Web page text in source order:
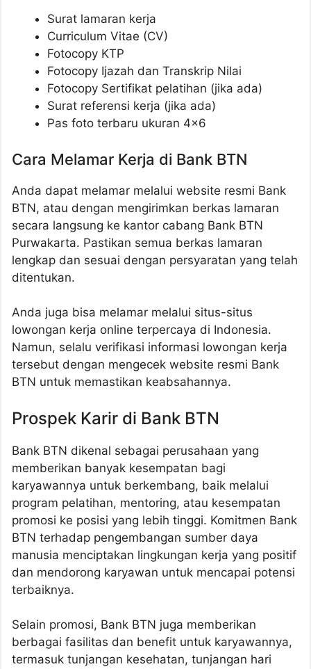
Surat lamaran kerja
Curriculum Vitae (CV)
Fotocopy KTP
Fotocopy Ijazah dan Transkrip Nilai
Fotocopy Sertifikat pelatihan (jika ada)
Surat referensi kerja (jika ada)
Pas foto terbaru ukuran 4×6
Cara Melamar Kerja di Bank BTN
Anda dapat melamar melalui website resmi Bank
BTN, atau dengan mengirimkan berkas lamaran
secara langsung ke kantor cabang Bank BTN
Purwakarta. Pastikan semua berkas lamaran
lengkap dan sesuai dengan persyaratan yang telah
ditentukan.
Anda juga bisa melamar melalui situs-situs
lowongan kerja online terpercaya di Indonesia.
Namun, selalu verifikasi informasi lowongan kerja
tersebut dengan mengecek website resmi Bank
BTN untuk memastikan keabsahannya.
Prospek Karir di Bank BTN
Bank BTN dikenal sebagai perusahaan yang
memberikan banyak kesempatan bagi
karyawannya untuk berkembang, baik melalui
program pelatihan, mentoring, atau kesempatan
promosi ke posisi yang lebih tinggi. Komitmen Bank
BTN terhadap pengembangan sumber daya
manusia menciptakan lingkungan kerja yang positif
dan mendorong karyawan untuk mencapai potensi
terbaiknya.
Selain promosi, Bank BTN juga memberikan
berbagai fasilitas dan benefit untuk karyawannya,
termasuk tunjangan kesehatan, tunjangan hari